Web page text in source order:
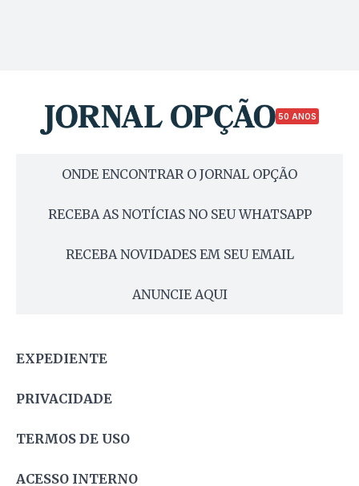
50 ANOS
ONDE ENCONTRAR O JORNAL OPÇÃO
RECEBA AS NOTÍCIAS NO SEU WHATSAPP
RECEBA NOVIDADES EM SEU EMAIL
ANUNCIE AQUI
EXPEDIENTE
PRIVACIDADE
TERMOS DE USO
ACESSO INTERNO